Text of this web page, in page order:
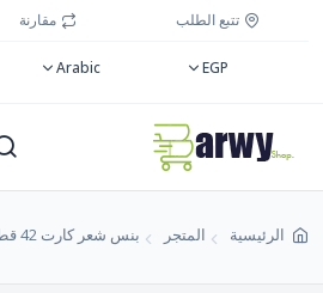
تتبع الطلب مقارنة
EGP
Arabic
الرئيسية المتجر بنس شعر كارت 42 قطعة أسود صنع فى الصين